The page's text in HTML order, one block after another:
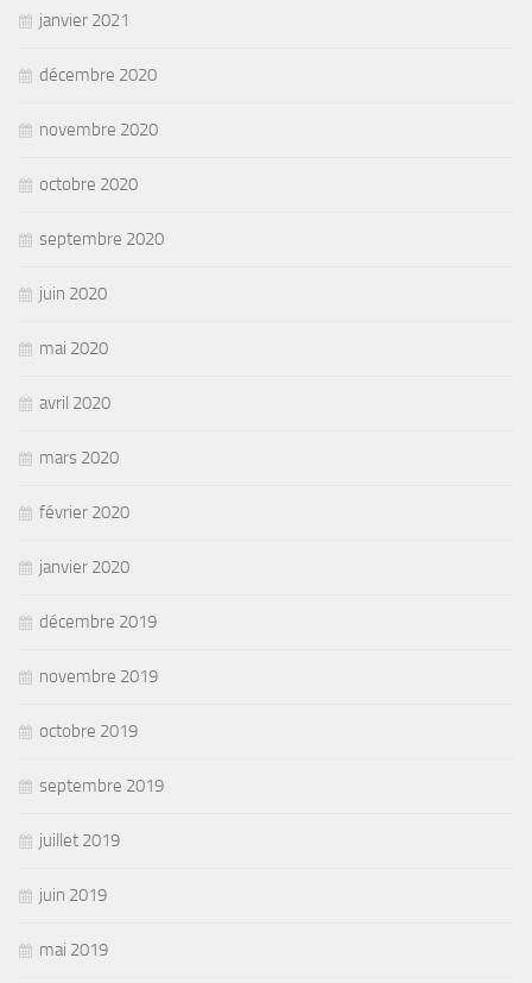
janvier 2021
décembre 2020
novembre 2020
octobre 2020
septembre 2020
juin 2020
mai 2020
avril 2020
mars 2020
février 2020
janvier 2020
décembre 2019
novembre 2019
octobre 2019
septembre 2019
juillet 2019
juin 2019
mai 2019